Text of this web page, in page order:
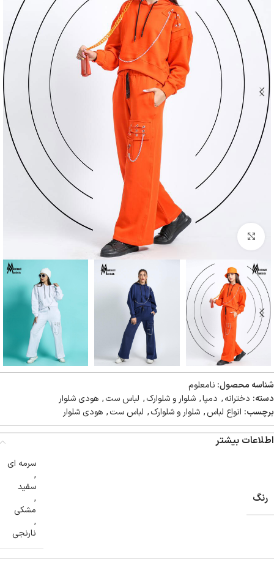
بزرگنمایی تصویر
شناسه محصول: نامعلوم
دسته: دخترانه, دمپا, شلوار و شلوارک, لباس ست, هودی شلوار
برچسب: انواع لباس, شلوار و شلوارک, لباس ست, هودی شلوار
اطلاعات بیشتر
رنگ
سرمه ای
,
سفید
,
مشکی
,
نارنجی